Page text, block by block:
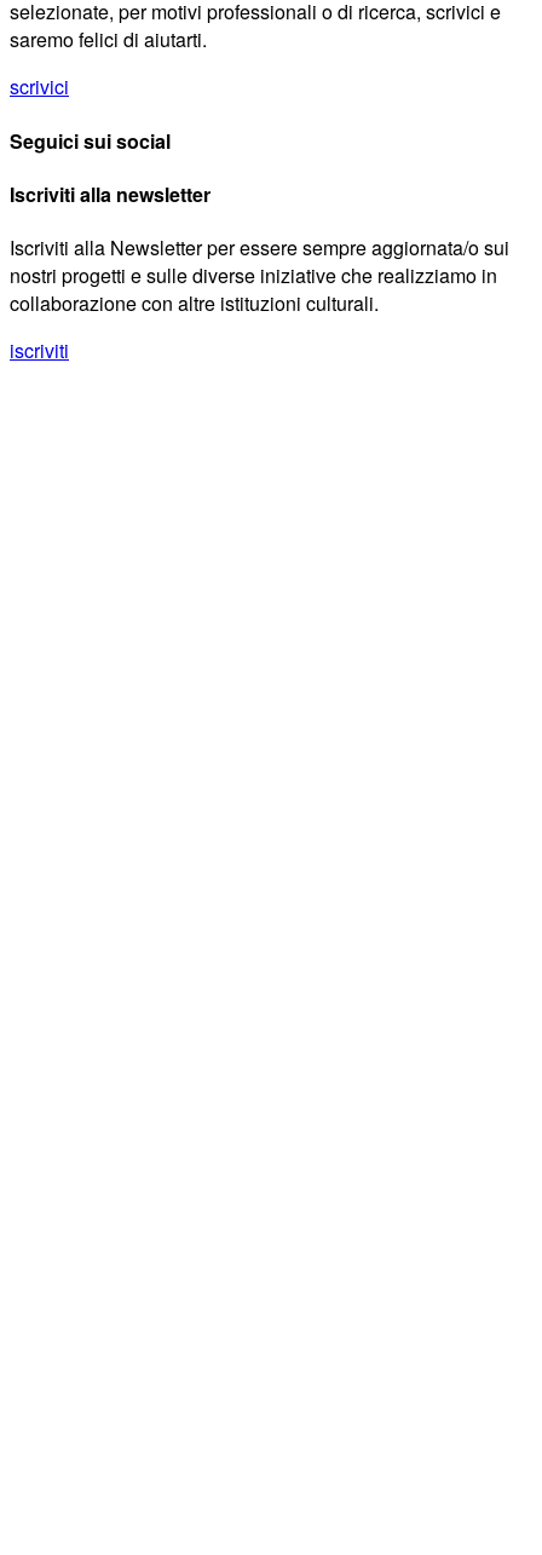
selezionate, per motivi professionali o di ricerca, scrivici e
saremo felici di aiutarti.
scrivici
Seguici sui social
Iscriviti alla newsletter
Iscriviti alla Newsletter per essere sempre aggiornata/o sui
nostri progetti e sulle diverse iniziative che realizziamo in
collaborazione con altre istituzioni culturali.
iscriviti